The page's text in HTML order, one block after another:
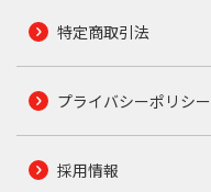
特定商取引法
プライバシーポリシー
採用情報